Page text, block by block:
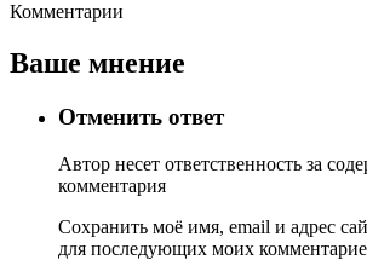
Комментарии
Ваше мнение
Отменить ответ
Автор несет ответственность за
комментария
Сохранить моё имя, email и адрес
для последующих моих